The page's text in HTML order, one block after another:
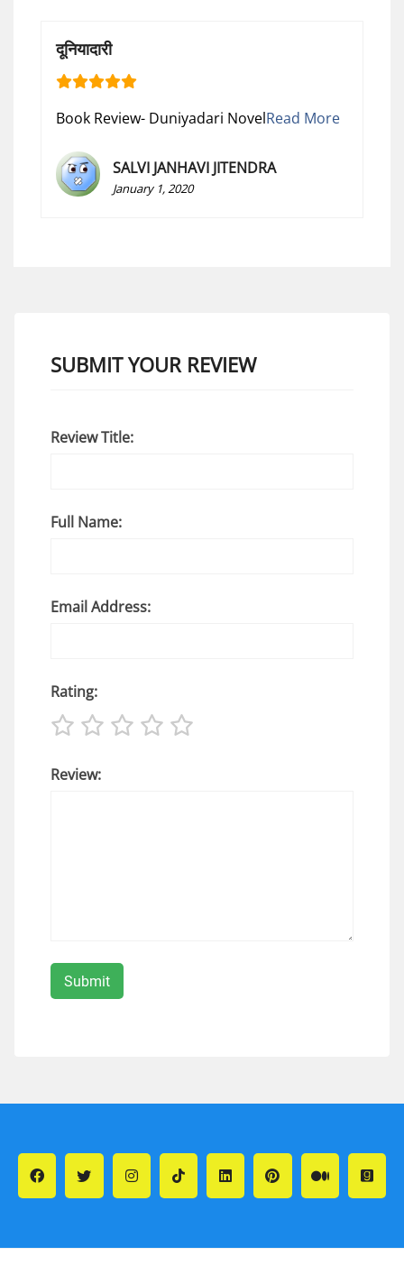
दूनियादारी
Book Review- Duniyadari NovelRead More
SALVI JANHAVI JITENDRA
January 1, 2020
SUBMIT YOUR REVIEW
Review Title:
Full Name:
Email Address:
Rating:
Review: